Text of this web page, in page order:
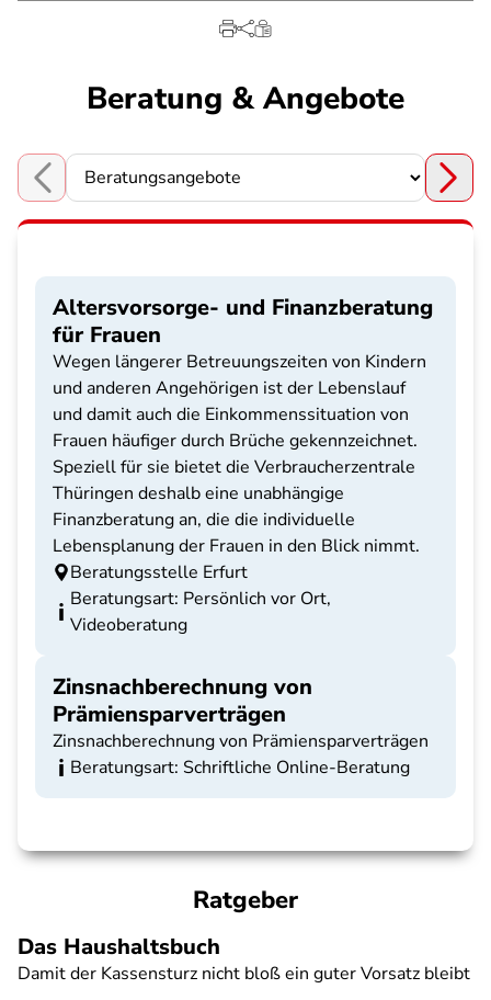
Beratung & Angebote
Choose a section
Altersvorsorge- und Finanzberatung
für Frauen
Wegen längerer Betreuungszeiten von Kindern
und anderen Angehörigen ist der Lebenslauf
und damit auch die Einkommenssituation von
Frauen häufiger durch Brüche gekennzeichnet.
Speziell für sie bietet die Verbraucherzentrale
Thüringen deshalb eine unabhängige
Finanzberatung an, die die individuelle
Lebensplanung der Frauen in den Blick nimmt.
Beratungsstelle Erfurt
Beratungsart: Persönlich vor Ort,
Videoberatung
Zinsnachberechnung von
Prämiensparverträgen
Zinsnachberechnung von Prämiensparverträgen
Beratungsart: Schriftliche Online-Beratung
Ratgeber
Das Haushaltsbuch
Damit der Kassensturz nicht bloß ein guter Vorsatz bleibt